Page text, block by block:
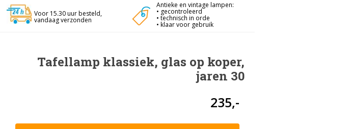
Voor 15.30 uur besteld,
vandaag verzonden
Antieke en vintage lampen:
• gecontroleerd
• technisch in orde
• klaar voor gebruik
Tafellamp klassiek, glas op koper,
jaren 30
235,-